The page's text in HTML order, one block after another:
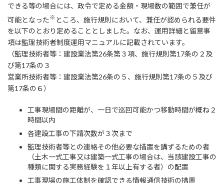
できる等の場合には、政令で定める金額・現場数の範囲で兼任が
可能となった※ ところ、施行規則において、兼任が認められる要件
を以下のとおり定めることとしました。なお、運用詳細と留意事
項は監理技術者制度運用マニュアルに記載されています。
（監理技術者等：建設業法第26条第３項、施行規則第17条の２及
び第17条の３
営業所技術者等：建設業法第26条の５、施行規則第17条の５及び
第17条の６）
工事現場間の距離が、一日で巡回可能かつ移動時間が概ね２
時間以内
各建設工事の下請次数が３次まで
監理技術者等との連絡その他必要な措置を講ずるための者
（土木一式工事又は建築一式工事の場合は、当該建設工事の
種類に関する実務経験を１年以上有する者）の配置
工事現場の施工体制を確認できる情報通信技術の措置